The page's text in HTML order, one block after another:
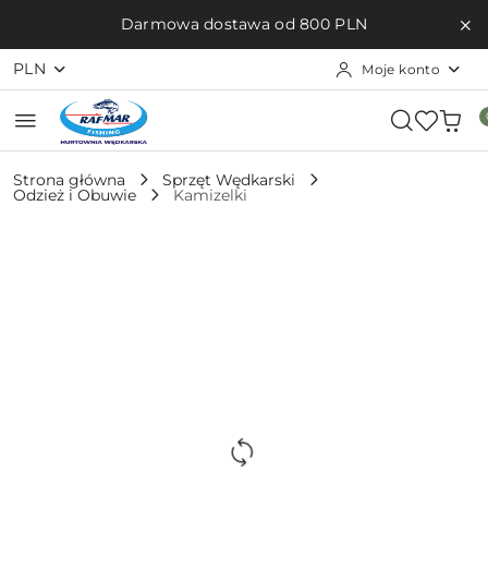
Przejdź do treści głównej
Przejdź do wyszukiwarki
Przejdź do moje konto
Przejdź do menu głównego
Przejdź do opisu produktu
Przejdź do stopkiDarmowa dostawa od 800 PLN
PLN Moje konto
Strona główna Sprzęt Wędkarski
Odzież i Obuwie Kamizelki